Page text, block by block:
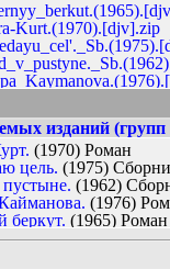
Kurt.(1970).[djv].zip
изданий (групп
(1970) Роман
цель. (1975)
(1962)
(1976)
беркут. (1965) Роман
границы.(1956)